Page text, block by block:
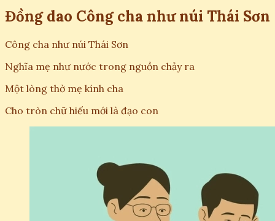
Đồng dao Công cha như núi Thái Sơn
Công cha như núi Thái Sơn
Nghĩa mẹ như nước trong nguồn chảy ra
Một lòng thờ mẹ kính cha
Cho tròn chữ hiếu mới là đạo con